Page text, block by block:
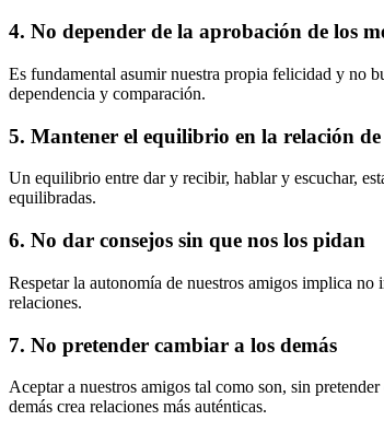
4. No depender de la aprobación de los
Es fundamental asumir nuestra propia felicidad y no
dependencia y comparación.
5. Mantener el equilibrio en la relación
Un equilibrio entre dar y recibir, hablar y escuchar,
equilibradas.
6. No dar consejos sin que nos los pidan
Respetar la autonomía de nuestros amigos implica
relaciones.
7. No pretender cambiar a los demás
Aceptar a nuestros amigos tal como son, sin
demás crea relaciones más auténticas.